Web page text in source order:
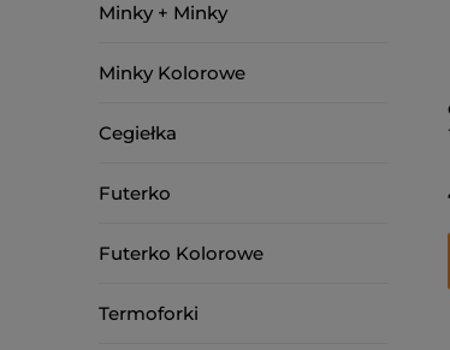
Minky + Minky
Minky Kolorowe
Cegiełka
Futerko
Futerko Kolorowe
Termoforki